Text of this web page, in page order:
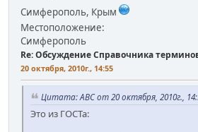
Симферополь, Крым
Местоположение:
Симферополь
Re: Обсуждение Справочника
20 октября, 2010г., 14:55
Цитата: АВС от 20 октября, 2010г.,
Это из ГОСТа: